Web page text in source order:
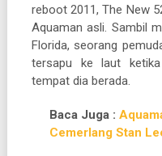
reboot 2011, The New
Aquaman asli. Sambil
Florida, seorang
tersapu ke laut ketika
tempat dia berada.
Baca Juga :
Cemerlang Stan